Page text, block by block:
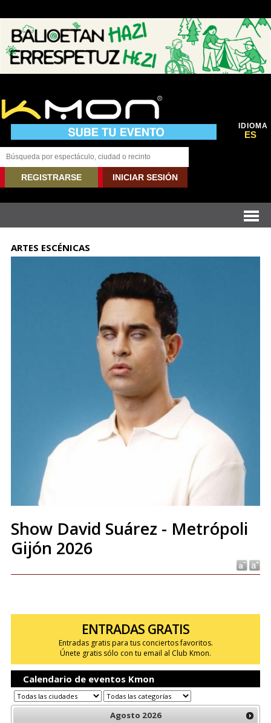
IDIOMA
ES
REGISTRARSE INICIAR SESIÓN
ARTES ESCÉNICAS
Show David Suárez - Metrópoli
Gijón 2026
ENTRADAS GRATIS
Entradas gratis para tus conciertos favoritos.
Únete gratis sólo con tu email al Club Kmon.
Calendario de eventos Kmon
Agosto 2026